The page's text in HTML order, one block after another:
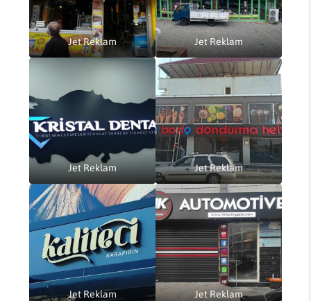
Jet Reklam Jet Reklam
Jet Reklam Jet Reklam
Jet Reklam Jet Reklam